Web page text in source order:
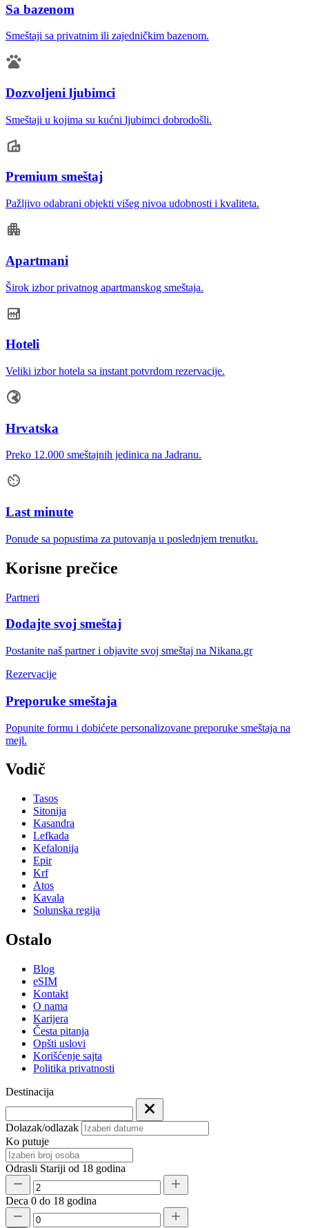
Sa bazenom
Smeštaji sa privatnim ili zajedničkim bazenom.
Dozvoljeni ljubimci
Smeštaji u kojima su kućni ljubimci dobrodošli.
Premium smeštaj
Pažljivo odabrani objekti višeg nivoa udobnosti i kvaliteta.
Apartmani
Širok izbor privatnog apartmanskog smeštaja.
Hoteli
Veliki izbor hotela sa instant potvrdom rezervacije.
Hrvatska
Preko 12.000 smeštajnih jedinica na Jadranu.
Last minute
Ponude sa popustima za putovanja u poslednjem trenutku.
Korisne prečice
Partneri
Dodajte svoj smeštaj
Postanite naš partner i objavite svoj smeštaj na Nikana.gr
Rezervacije
Preporuke smeštaja
Popunite formu i dobićete personalizovane preporuke smeštaja na
mejl.
Vodič
Tasos
Sitonija
Kasandra
Lefkada
Kefalonija
Epir
Krf
Atos
Kavala
Solunska regija
Ostalo
Blog
eSIM
Kontakt
O nama
Karijera
Česta pitanja
Opšti uslovi
Korišćenje sajta
Politika privatnosti
Destinacija
Dolazak/odlazak
Ko putuje
Odrasli Stariji od 18 godina
Deca 0 do 18 godina